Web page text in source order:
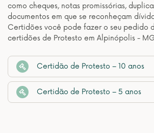
como cheques, notas promissórias,
documentos em que se reconheçam
Certidões você pode fazer o seu pedido
certidões de Protesto em Alpinópolis -
Certidão de Protesto – 10 anos
Certidão de Protesto – 5 anos